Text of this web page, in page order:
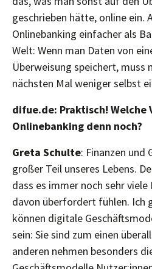
geschrieben hätte, online ein.
Onlinebanking einfacher als
Welt: Wenn man Daten von
Überweisung speichert, muss
nächsten Mal weniger selbst
difue.de: Praktisch! Welche
Onlinebanking denn noch?
Greta Schulte: Finanzen und
großer Teil unseres Lebens.
dass es immer noch sehr
davon überfordert fühlen. Ich
können digitale
sein: Sie sind zum einen
anderen nehmen besonders